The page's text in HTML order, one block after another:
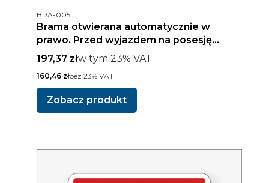
Kod produktu
BRA-005
Brama otwierana automatycznie w
prawo. Przed wyjazdem na posesję
poczekaj do pełnego otwarcia
Cena brutto
197,37 złw tym %s VAT
w tym 23% VAT
Cena netto
160,46 złbez 23% VAT
Zobacz produkt